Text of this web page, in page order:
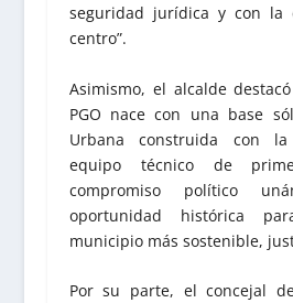
seguridad jurídica y con la
centro”.
Asimismo, el alcalde
PGO nace con una base
Urbana construida con
equipo técnico de
compromiso político
oportunidad histórica
municipio más sostenible,
Por su parte, el concejal